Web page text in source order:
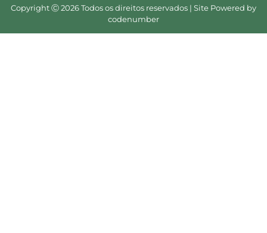
Copyright Ⓒ 2026 Todos os direitos reservados | Site Powered by
codenumber